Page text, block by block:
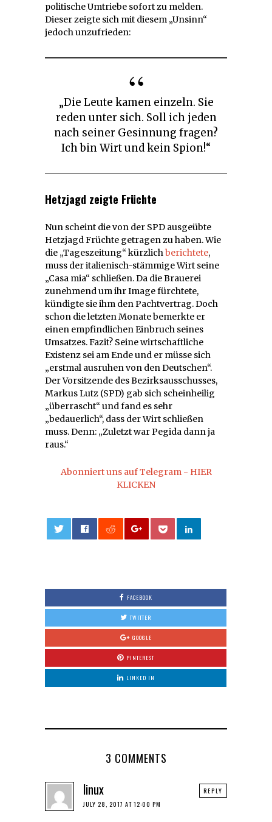
politische Umtriebe sofort zu melden.
Dieser zeigte sich mit diesem „Unsinn“
jedoch unzufrieden:
„Die Leute kamen einzeln. Sie
reden unter sich. Soll ich jeden
nach seiner Gesinnung fragen?
Ich bin Wirt und kein Spion!“
Hetzjagd zeigte Früchte
Nun scheint die von der SPD ausgeübte
Hetzjagd Früchte getragen zu haben. Wie
die „Tageszeitung“ kürzlichberichtete,
muss der italienisch-stämmige Wirt seine
„Casa mia“ schließen. Da die Brauerei
zunehmend um ihr Image fürchtete,
kündigte sie ihm den Pachtvertrag. Doch
schon die letzten Monate bemerkte er
einen empfindlichen Einbruch seines
Umsatzes. Fazit? Seine wirtschaftliche
Existenz sei am Ende und er müsse sich
„erstmal ausruhen von den Deutschen“.
Der Vorsitzende des Bezirksausschusses,
Markus Lutz (SPD) gab sich scheinheilig
„überrascht“ und fand es sehr
„bedauerlich“, dass der Wirt schließen
muss. Denn: „Zuletzt war Pegida dann ja
raus.“
Abonniert uns auf Telegram - HIER
KLICKEN
FACEBOOK
TWITTER
GOOGLE
PINTEREST
LINKED IN
3 COMMENTS
linux
JULY 28, 2017 AT 12:00 PM
REPLY